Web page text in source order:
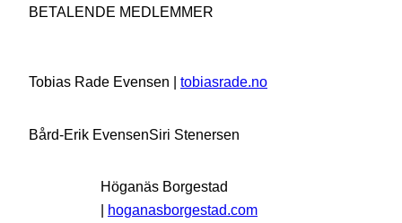
BETALENDE MEDLEMMER
Tobias Rade Evensen | tobiasrade.no
Bård-Erik EvensenSiri Stenersen
Höganäs Borgestad
| hoganasborgestad.com